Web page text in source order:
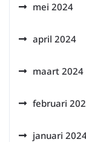
mei 2024
april 2024
maart 2024
februari
januari